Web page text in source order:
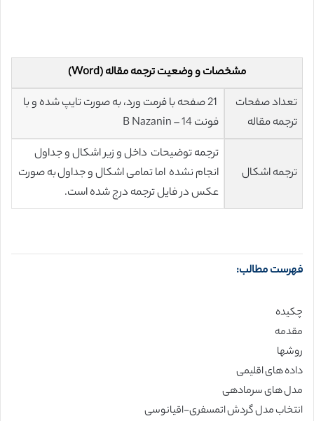
مشخصات و وضعیت ترجمه مقاله (Word)
تعداد صفحات
ترجمه مقاله
21 صفحه با فرمت ورد، به صورت تایپ شده و با
فونت 14 – B Nazanin
ترجمه اشکال
ترجمه توضیحات داخل و زیر اشکال و جداول
انجام نشده اما تمامی اشکال و جداول به صورت
عکس در فایل ترجمه درج شده است.
فهرست مطالب:
چکیده
مقدمه
روشها
داده های اقلیمی
مدل های سرمادهی
انتخاب مدل گردش اتمسفری-اقیانوسی